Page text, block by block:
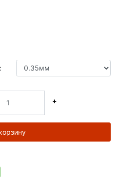
+